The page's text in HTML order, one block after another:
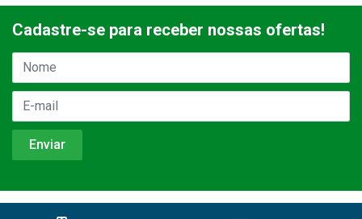
Cadastre-se para receber nossas ofertas!